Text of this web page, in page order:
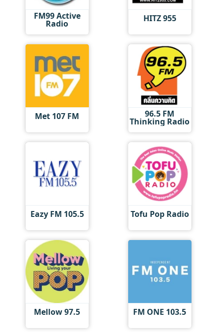
FM99 Active
Radio HITZ 955
Met 107 FM 96.5 FM
Thinking Radio
Eazy FM 105.5 Tofu Pop Radio
Mellow 97.5 FM ONE 103.5